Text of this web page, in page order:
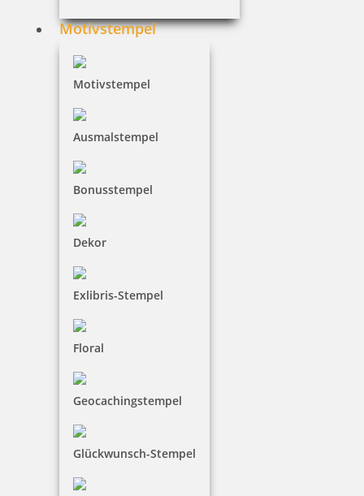
Motivstempel
Motivstempel
Ausmalstempel
Bonusstempel
Dekor
Exlibris-Stempel
Floral
Geocachingstempel
Glückwunsch-Stempel
Colop WOODIES Display Hochzeit mit 25 Stempeln und 5 Kissen
134,90 €